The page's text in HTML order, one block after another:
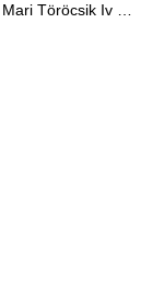
Mari Töröcsik Iv …